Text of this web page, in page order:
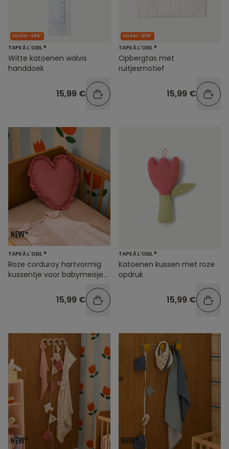
Outlet -50%*
TAPE À L'OEIL ®
Witte katoenen walvis
handdoek
15,99 €
Outlet -50%*
TAPE À L'OEIL ®
Opbergtas met
ruitjesmotief
15,99 €
TAPE À L'OEIL ®
Roze corduroy hartvormig
kussentje voor babymeisjes
15,99 €
TAPE À L'OEIL ®
Katoenen kussen met roze
opdruk
15,99 €